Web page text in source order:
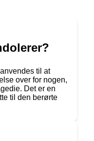
til at
over for nogen,
Det er en
til den berørte